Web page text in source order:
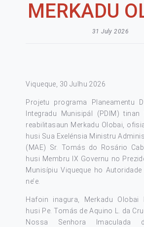
MERKADU
31 July 2026
Viqueque, 30 Julhu 2026
Projetu programa Planeamentu
Integradu Munisipál (PDIM)
reabilitasaun Merkadu Olobai,
husi Sua Exelénsia Ministru
(MAE) Sr. Tomás do Rosário
husi Membru IX Governu no
Munisípiu Viqueque ho
ne’e.
Hafoin inagura, Merkadu Olobai
husi Pe. Tomás de Aquino L. da
Nossa Senhora Imaculada